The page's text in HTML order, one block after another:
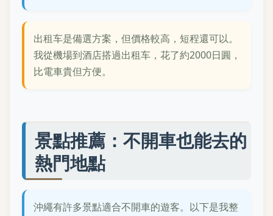
出租车是備選方案，但價格較高，短程還可以。
我從機場到酒店搭過出租车，花了約2000日圓，
比電車貴但方便。
景點推薦：不開車也能去的
熱門地點
沖繩有許多景點適合不開車的遊客。以下是我整